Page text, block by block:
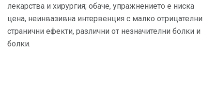
лекарства и хирургия; обаче, упражнението е ниска
цена, неинвазивна интервенция с малко отрицателни
странични ефекти, различни от незначителни болки и
болки.